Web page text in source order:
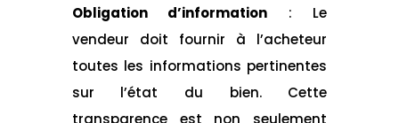
Obligation d’information : Le
vendeur doit fournir à l’acheteur
toutes les informations pertinentes
sur l’état du bien. Cette
transparence est non seulement